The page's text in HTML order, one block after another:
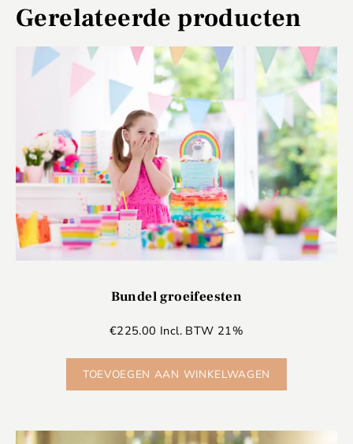
Gerelateerde producten
Bundel groeifeesten
€225.00 Incl. BTW 21%
TOEVOEGEN AAN WINKELWAGEN